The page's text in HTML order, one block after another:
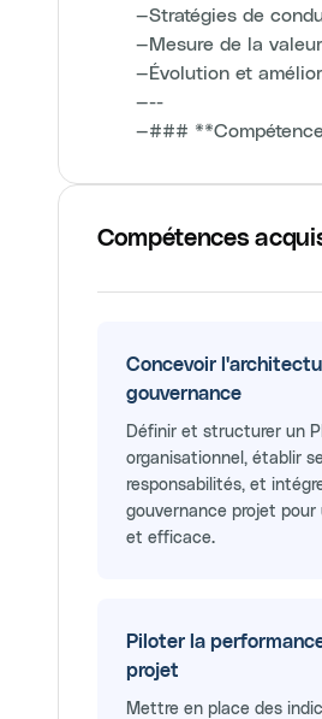
—Stratégies de
—Mesure de la
—Évolution et
—--
—###
Compétences
Concevoir
gouvernance
Définir et structurer un
organisationnel, établir
responsabilités, et
gouvernance projet
et efficace.
Piloter la
projet
Mettre en place des